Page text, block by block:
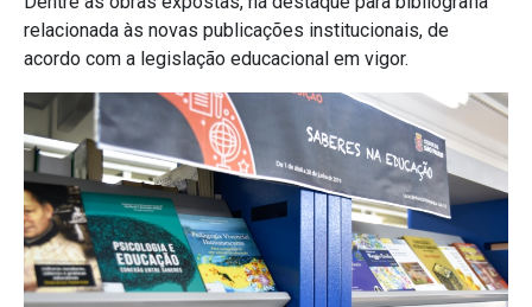
relacionada às novas publicações institucionais, de
acordo com a legislação educacional em vigor.